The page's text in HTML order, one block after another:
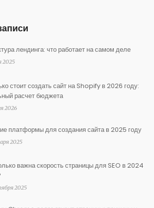
лендинга: что работает на самом деле
2025
стоит создать сайт на Shopify в 2026 году:
расчет бюджета
2026
платформы для создания сайта в 2025 году
2025
важна скорость страницы для SEO в 2024
2025